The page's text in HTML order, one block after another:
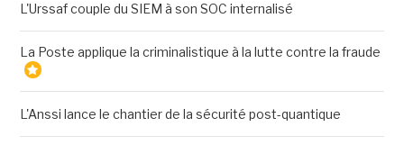
L'Urssaf couple du SIEM à son SOC internalisé
La Poste applique la criminalistique à la lutte contre la fraude
L'Anssi lance le chantier de la sécurité post-quantique